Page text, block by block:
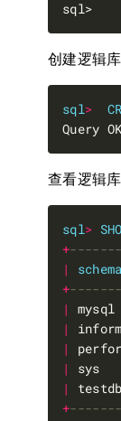
创建逻辑库
sql>
Query
查看逻辑库
sql>
+
|
+
|
|
|
|
|
+